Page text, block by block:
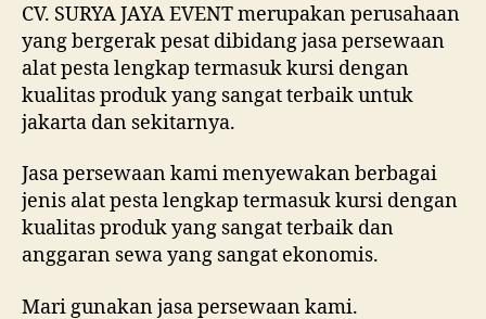
CV. SURYA JAYA EVENT merupakan perusahaan
yang bergerak pesat dibidang jasa persewaan
alat pesta lengkap termasuk kursi dengan
kualitas produk yang sangat terbaik untuk
jakarta dan sekitarnya.
Jasa persewaan kami menyewakan berbagai
jenis alat pesta lengkap termasuk kursi dengan
kualitas produk yang sangat terbaik dan
anggaran sewa yang sangat ekonomis.
Mari gunakan jasa persewaan kami.